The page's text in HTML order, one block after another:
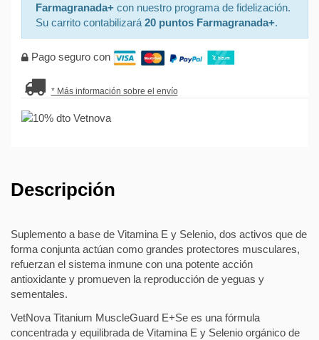
Farmagranada+con nuestro programa de fidelización.
Su carrito contabilizará 20 puntos Farmagranada+.
Pago seguro con
* Más información sobre el envío
Descripción
Suplemento a base de Vitamina E y Selenio, dos activos que de
forma conjunta actúan como grandes protectores musculares,
refuerzan el sistema inmune con una potente acción
antioxidante y promueven la reproducción de yeguas y
sementales.
VetNova Titanium MuscleGuard E+Se es una fórmula
concentrada y equilibrada de Vitamina E y Selenio orgánico de